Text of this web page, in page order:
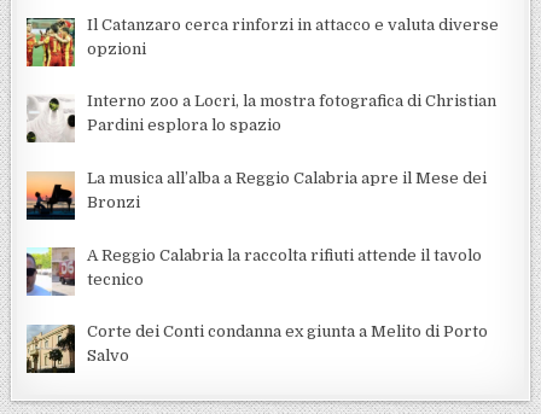
Il Catanzaro cerca rinforzi in attacco e valuta diverse
opzioni
Interno zoo a Locri, la mostra fotografica di Christian
Pardini esplora lo spazio
La musica all’alba a Reggio Calabria apre il Mese dei
Bronzi
A Reggio Calabria la raccolta rifiuti attende il tavolo
tecnico
Corte dei Conti condanna ex giunta a Melito di Porto
Salvo